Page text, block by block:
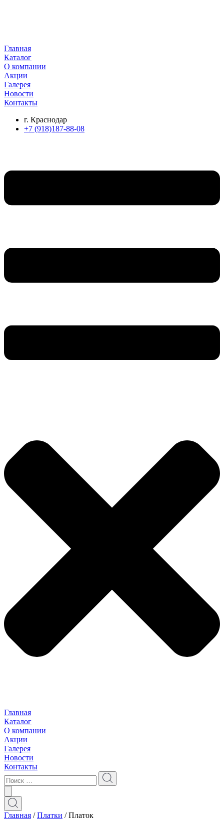
Главная
Каталог
О компании
Акции
Галерея
Новости
Контакты
г. Краснодар
+7 (918)187-88-08
Главная
Каталог
О компании
Акции
Галерея
Новости
Контакты
Главная /Платки / Платок